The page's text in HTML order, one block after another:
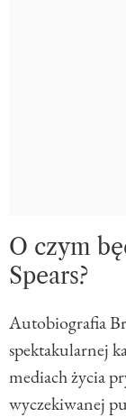
O czym
Spears?
Autobiografia
spektakularnej
mediach życia
wyczekiwanej